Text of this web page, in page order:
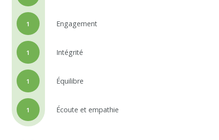
1 Engagement
1 Intégrité
1 Équilibre
1 Écoute et empathie